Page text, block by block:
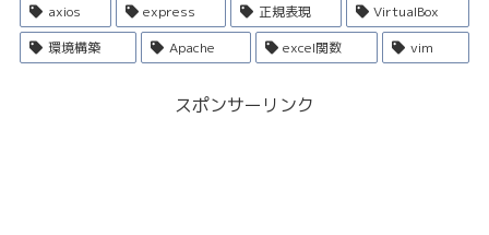
axios
express 正規表現
VirtualBox
環境構築
Apache excel関数 vim
スポンサーリンク